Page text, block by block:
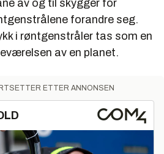
av og til skygger for
forandre seg.
i røntgenstråler tas som en
av en planet.
ETTER ANNONSEN